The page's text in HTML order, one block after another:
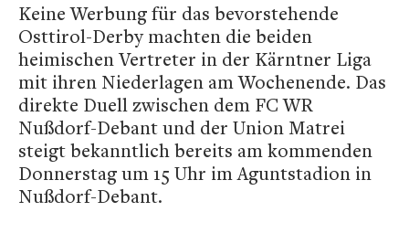
Keine Werbung für das bevorstehende
Osttirol-Derby machten die beiden
heimischen Vertreter in der Kärntner Liga
mit ihren Niederlagen am Wochenende. Das
direkte Duell zwischen dem FC WR
Nußdorf-Debant und der Union Matrei
steigt bekanntlich bereits am kommenden
Donnerstag um 15 Uhr im Aguntstadion in
Nußdorf-Debant.